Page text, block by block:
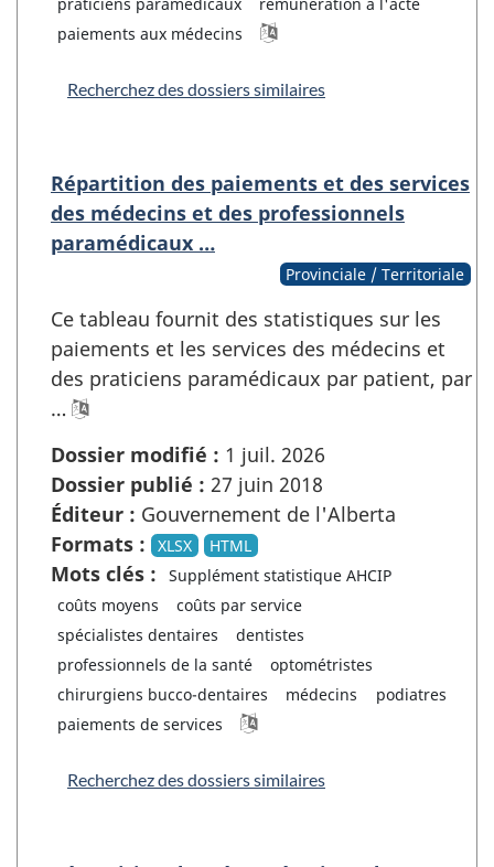
paiements aux médecins
Recherchez des dossiers similaires
Répartition des paiements et des services
des médecins et des professionnels
paramédicaux …
Provinciale / Territoriale
Ce tableau fournit des statistiques sur les
paiements et les services des médecins et
des praticiens paramédicaux par patient, par
…
Dossier modifié : 1 juil. 2026
Dossier publié : 27 juin 2018
Éditeur : Gouvernement de l'Alberta
Formats :
XLSX HTML
Mots clés :
Supplément statistique AHCIP
coûts moyens
coûts par service
spécialistes dentaires
dentistes
professionnels de la santé
optométristes
chirurgiens bucco-dentaires
médecins
podiatres
paiements de services
Recherchez des dossiers similaires